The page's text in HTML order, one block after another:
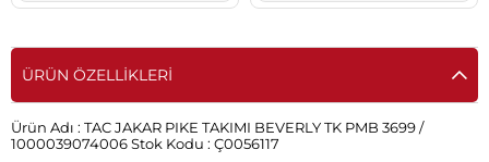
ÜRÜN ÖZELLIKLERI
Ürün Adı : TAC JAKAR PIKE TAKIMI BEVERLY TK PMB 3699 /
1000039074006 Stok Kodu : Ç0056117